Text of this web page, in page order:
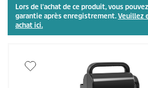
Lors de l'achat de ce produit, vous
garantie après enregistrement.Veuillez
achat ici.